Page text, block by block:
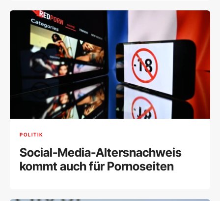
POLITIK
Social-Media-Altersnachweis
kommt auch für Pornoseiten